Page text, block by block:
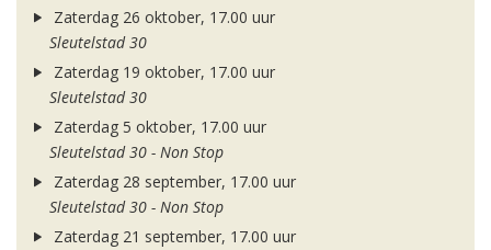
Zaterdag 26 oktober, 17.00 uur
Sleutelstad 30
Zaterdag 19 oktober, 17.00 uur
Sleutelstad 30
Zaterdag 5 oktober, 17.00 uur
Sleutelstad 30 - Non Stop
Zaterdag 28 september, 17.00 uur
Sleutelstad 30 - Non Stop
Zaterdag 21 september, 17.00 uur